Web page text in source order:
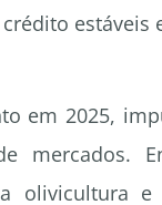
estáveis
em 2025,
mercados.
olivicultura